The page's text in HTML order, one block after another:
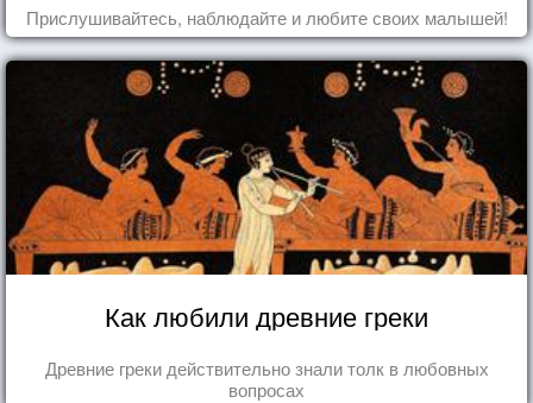
Прислушивайтесь, наблюдайте и любите своих малышей!
Как любили древние греки
Древние греки действительно знали толк в любовных
вопросах